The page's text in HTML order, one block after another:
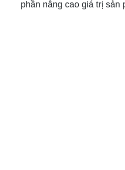
phần nâng cao giá trị sản